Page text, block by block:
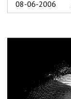
08-06-2006